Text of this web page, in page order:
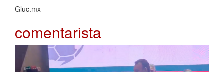
Gluc.mx
comentarista